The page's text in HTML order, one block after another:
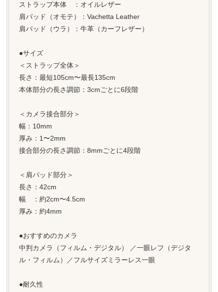
ストラップ本体 ：オイルレザー
肩パッド（オモテ）：Vachetta Leather
肩パッド（ウラ）：牛革（カーフレザー）
●サイズ
＜ストラップ全体＞
長さ：最短105cm〜最長135cm
本体部分の長さ調節：3cmごとに6段階
＜カメラ接合部分＞
幅：10mm
厚み：1〜2mm
接合部分の長さ調節：8mmごとに4段階
＜肩パッド部分＞
長さ：42cm
幅 ：約2cm〜4.5cm
厚み：約4mm
●おすすめのカメラ
中判カメラ（フィルム・デジタル） ／一眼レフ（デジタ
ル・フィルム）／フルサイズミラーレス一眼
●耐久性